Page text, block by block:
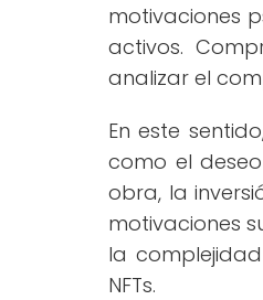
motivaciones
activos.
analizar el
En este
como el
obra, la
motivaciones
la
NFTs.